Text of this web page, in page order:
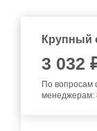
Крупный
3 032
По вопросам
менеджерам: